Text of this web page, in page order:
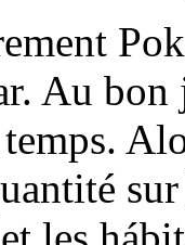
Au bon